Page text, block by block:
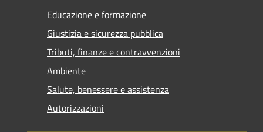
Educazione e formazione
Giustizia e sicurezza pubblica
Tributi, finanze e contravvenzioni
Ambiente
Salute, benessere e assistenza
Autorizzazioni